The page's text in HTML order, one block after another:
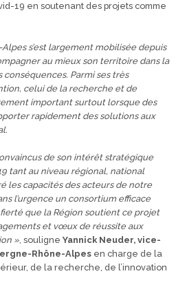
19 en soutenant des projets comme
s’est largement mobilisée depuis
au mieux son territoire dans la
Parmi ses très
celui de la recherche et de
important surtout lorsque des
rapidement des solutions aux
de son intérêt stratégique
tant au niveau régional, national
les capacités des acteurs de notre
l’urgence un consortium efficace
fierté que la Région soutient ce projet
et vœux de réussite aux
», souligne Yannick Neuder, vice-
Rhône-Alpes en charge de la
de la recherche, de l’innovation